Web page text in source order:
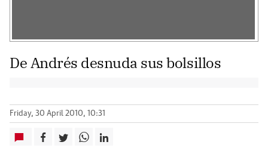
De Andrés desnuda sus bolsillos
Friday, 30 April 2010, 10:31